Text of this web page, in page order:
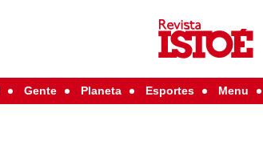
Gente Planeta Esportes Menu